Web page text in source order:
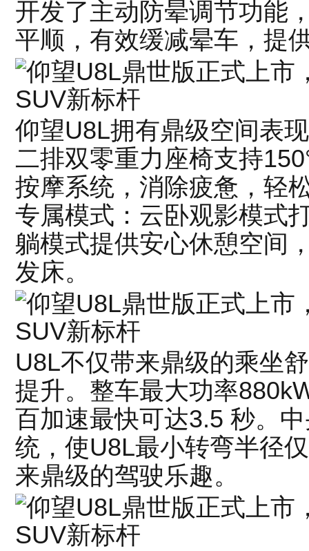
开发了主动防晕调节功能
平顺，有效缓减晕车，提
仰望U8L拥有鼎级空间表
二排双零重力座椅支持
按摩系统，消除疲惫，轻
专属模式：云卧观影模式
躺模式提供安心休憩空间
发床。
U8L不仅带来鼎级的乘坐
提升。整车最大功率
百加速最快可达3.5 秒。
统，使U8L最小转弯半径
来鼎级的驾驶乐趣。